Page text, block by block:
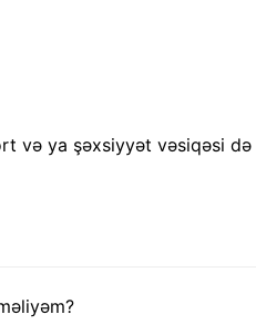
və ya şəxsiyyət vəsiqəsi